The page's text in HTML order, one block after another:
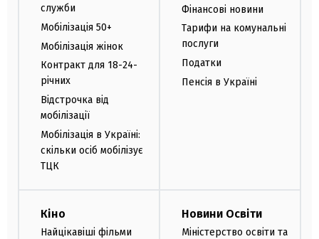
служби
Мобілізація 50+
Мобілізація жінок
Контракт для 18-24-
річних
Відстрочка від
мобілізації
Мобілізація в Україні:
скільки осіб мобілізує
ТЦК
Фінансові новини
Тарифи на комунальні
послуги
Податки
Пенсія в Україні
Кіно
Найцікавіші фільми
Новини Освіти
Міністерство освіти та